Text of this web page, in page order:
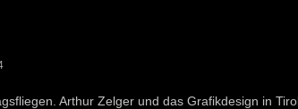
Arthur Zelger und das Grafikdesign in